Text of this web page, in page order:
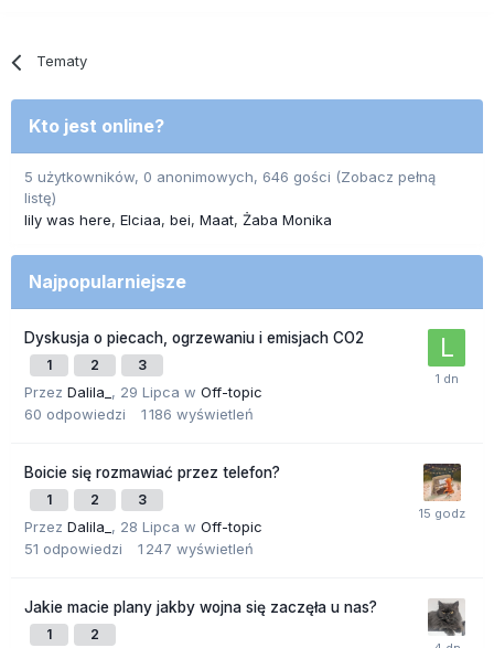
Tematy
Kto jest online?
5 użytkowników, 0 anonimowych, 646 gości (Zobacz pełną
listę)
lily was here Elciaa bei Maat Żaba Monika
Najpopularniejsze
Dyskusja o piecach, ogrzewaniu i emisjach CO2
1 2 3
Przez Dalila_ , 29 Lipca w Off-topic
60 odpowiedzi 1 186 wyświetleń
Boicie się rozmawiać przez telefon?
1 2 3
Przez Dalila_ , 28 Lipca w Off-topic
51 odpowiedzi 1 247 wyświetleń
Jakie macie plany jakby wojna się zaczęła u nas?
1 2